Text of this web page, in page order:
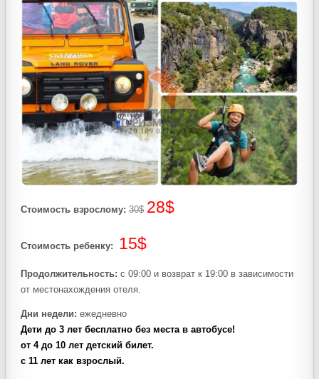
Стоимость взрослому: 30$ 28$
Стоимость ребенку: 15$
Продолжительность: с 09:00 и возврат к 19:00 в зависимости
от местонахождения отеля.
Дни недели: ежедневно
Дети до 3 лет бесплатно без места в автобусе!
от 4 до 10 лет детский билет.
с 11 лет как взрослый.